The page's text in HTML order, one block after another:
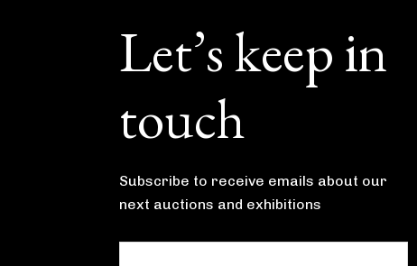
FooterLet’s keep in
touch
Subscribe to receive emails about our
next auctions and exhibitions